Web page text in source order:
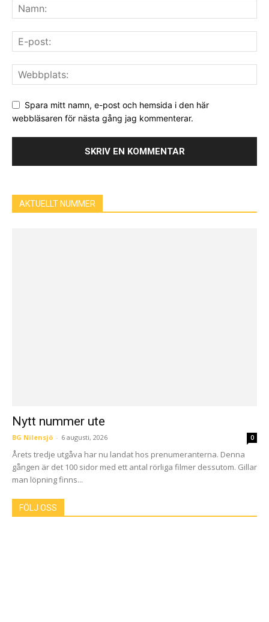
Spara mitt namn, e-post och hemsida i den här
webbläsaren för nästa gång jag kommenterar.
AKTUELLT NUMMER
Nytt nummer ute
BG Nilensjö - 6 augusti, 2026 0
Årets tredje utgåva har nu landat hos prenumeranterna. Denna
gången är det 100 sidor med ett antal rörliga filmer dessutom. Gillar
man löpning finns...
FÖLJ OSS